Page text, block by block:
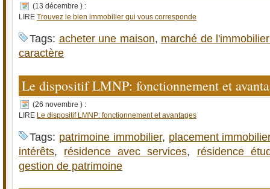
(13 décembre ) :
LIRE Trouvez le bien immobilier qui vous corresponde
Tags: acheter une maison, marché de
caractère
Le dispositif LMNP: fonctionnement et
(26 novembre ) :
LIRE Le dispositif LMNP: fonctionnement et avantages
Tags: patrimoine immobilier, placement
intérêts, résidence avec services, résidence
gestion de patrimoine